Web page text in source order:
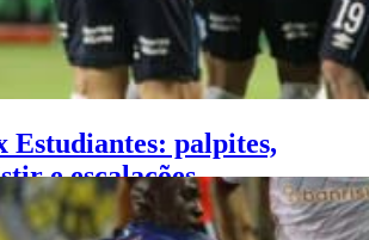
Estudiantes: palpites,
e escalações –
(08/06)